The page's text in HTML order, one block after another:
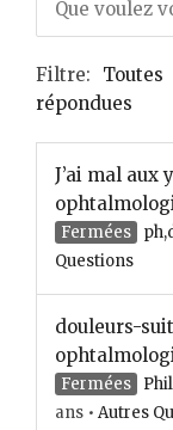
Filtre: Toutes
répondues
J’ai mal aux
Fermées
Questions
douleurs-
Fermées
ans • Autres